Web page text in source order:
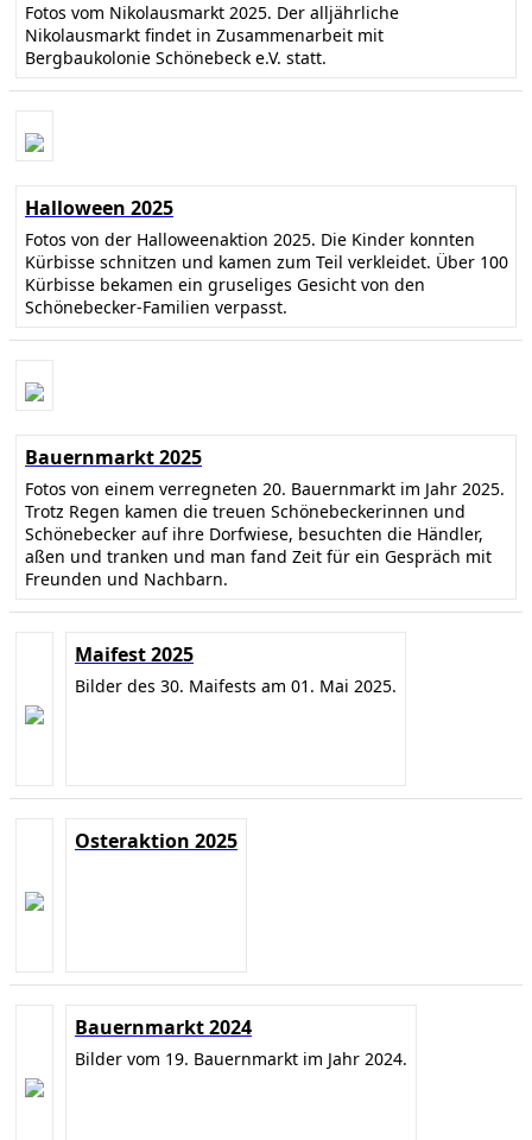
Fotos vom Nikolausmarkt 2025. Der alljährliche
Nikolausmarkt findet in Zusammenarbeit mit
Bergbaukolonie Schönebeck e.V. statt.
Halloween 2025
Fotos von der Halloweenaktion 2025. Die Kinder konnten
Kürbisse schnitzen und kamen zum Teil verkleidet. Über 100
Kürbisse bekamen ein gruseliges Gesicht von den
Schönebecker-Familien verpasst.
Bauernmarkt 2025
Fotos von einem verregneten 20. Bauernmarkt im Jahr 2025.
Trotz Regen kamen die treuen Schönebeckerinnen und
Schönebecker auf ihre Dorfwiese, besuchten die Händler,
aßen und tranken und man fand Zeit für ein Gespräch mit
Freunden und Nachbarn.
Maifest 2025
Bilder des 30. Maifests am 01. Mai 2025.
Osteraktion 2025
Bauernmarkt 2024
Bilder vom 19. Bauernmarkt im Jahr 2024.